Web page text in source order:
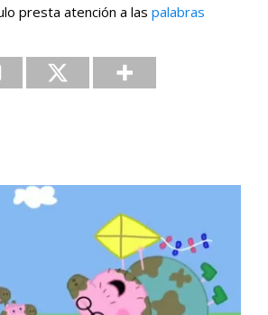
presta atención a las palabras